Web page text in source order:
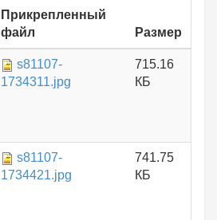
Прикрепленный
файл
Размер
s81107-
1734311.jpg
715.16
КБ
s81107-
1734421.jpg
741.75
КБ